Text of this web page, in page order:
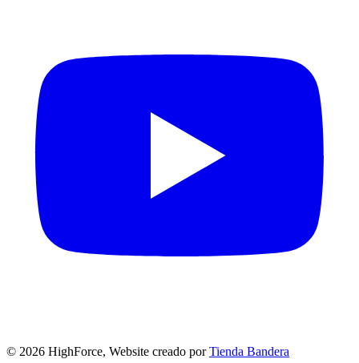
© 2026 HighForce, Website creado por Tienda Bandera